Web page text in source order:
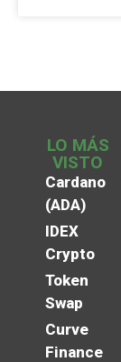
LO MÁS
VISTO
Cardano
(ADA)
IDEX
Crypto
Token
Swap
Curve
Finance